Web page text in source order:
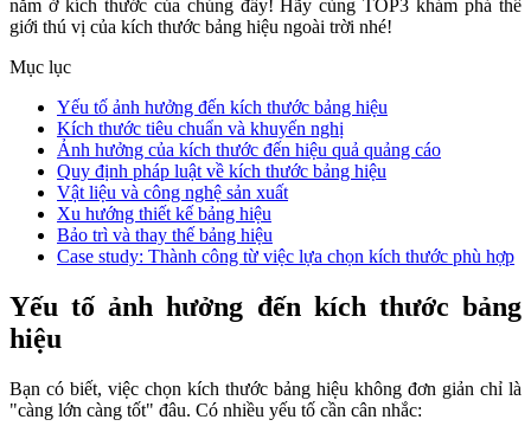
nằm ở kích thước của chúng đấy! Hãy cùng TOP3 khám phá thế
giới thú vị của kích thước bảng hiệu ngoài trời nhé!
Mục lục
Yếu tố ảnh hưởng đến kích thước bảng hiệu
Kích thước tiêu chuẩn và khuyến nghị
Ảnh hưởng của kích thước đến hiệu quả quảng cáo
Quy định pháp luật về kích thước bảng hiệu
Vật liệu và công nghệ sản xuất
Xu hướng thiết kế bảng hiệu
Bảo trì và thay thế bảng hiệu
Case study: Thành công từ việc lựa chọn kích thước phù hợp
Yếu tố ảnh hưởng đến kích thước bảng
hiệu
Bạn có biết, việc chọn kích thước bảng hiệu không đơn giản chỉ là
"càng lớn càng tốt" đâu. Có nhiều yếu tố cần cân nhắc: